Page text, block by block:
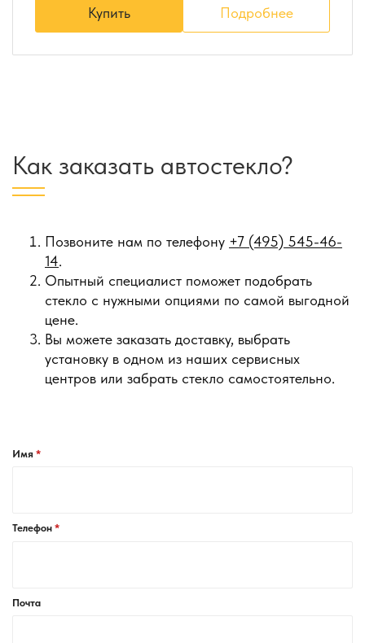
Купить Подробнее
Как заказать автостекло?
Позвоните нам по телефону +7 (495) 545-46-
14.
Опытный специалист поможет подобрать
стекло с нужными опциями по самой выгодной
цене.
Вы можете заказать доставку, выбрать
установку в одном из наших сервисных
центров или забрать стекло самостоятельно.
Имя
Телефон
Почта